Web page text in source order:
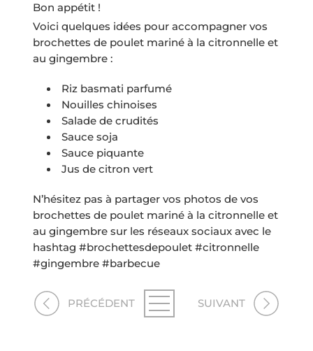
Bon appétit !
Voici quelques idées pour accompagner vos
brochettes de poulet mariné à la citronnelle et
au gingembre :
Riz basmati parfumé
Nouilles chinoises
Salade de crudités
Sauce soja
Sauce piquante
Jus de citron vert
N’hésitez pas à partager vos photos de vos
brochettes de poulet mariné à la citronnelle et
au gingembre sur les réseaux sociaux avec le
hashtag #brochettesdepoulet #citronnelle
#gingembre #barbecue
PRÉCÉDENT SUIVANT